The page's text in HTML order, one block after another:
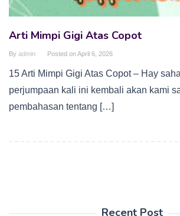
Arti Mimpi Gigi Atas Copot
By admin Posted onApril 6, 2026
15 Arti Mimpi Gigi Atas Copot – Hay
perjumpaan kali ini kembali akan kami
pembahasan tentang […]
Recent Post